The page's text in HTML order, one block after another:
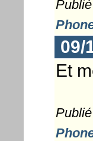
09/
Et